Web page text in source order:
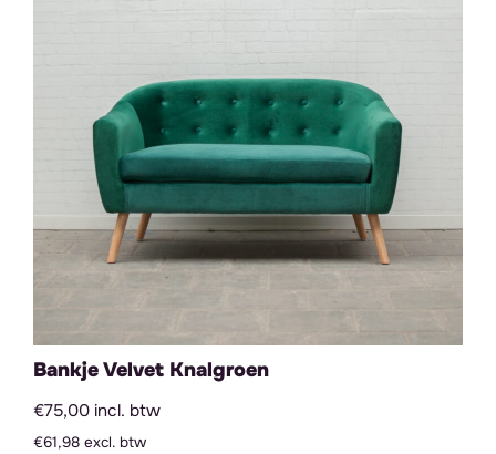
Bankje Velvet Knalgroen
€75,00 incl. btw
€61,98 excl. btw